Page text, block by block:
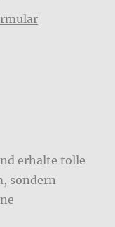
erhalte tolle
sondern